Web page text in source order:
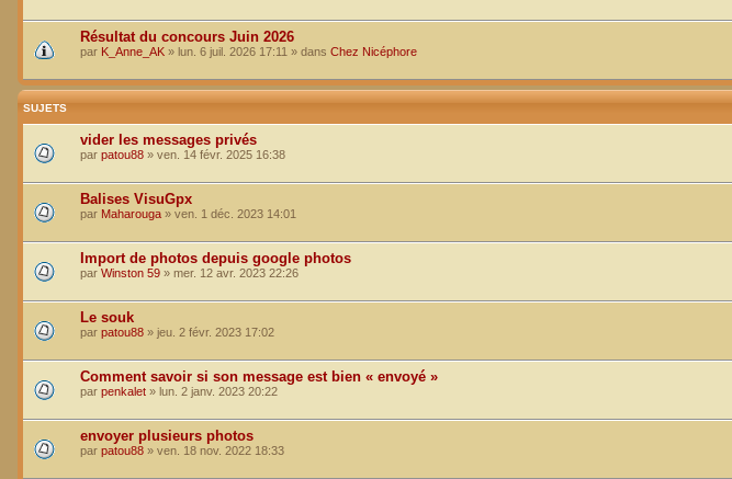
Résultat du concours Juin 2026
par K_Anne_AK » lun. 6 juil. 2026 17:11 » dans Chez Nicéphore
SUJETS
vider les messages privés
par patou88 » ven. 14 févr. 2025 16:38
Balises VisuGpx
par Maharouga » ven. 1 déc. 2023 14:01
Import de photos depuis google photos
par Winston 59 » mer. 12 avr. 2023 22:26
Le souk
par patou88 » jeu. 2 févr. 2023 17:02
Comment savoir si son message est bien « envoyé »
par penkalet » lun. 2 janv. 2023 20:22
envoyer plusieurs photos
par patou88 » ven. 18 nov. 2022 18:33